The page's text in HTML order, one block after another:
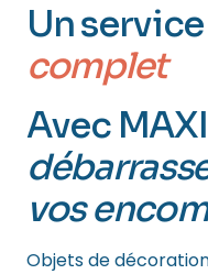
Un service
complet
Avec MAXI
vos
Objets de